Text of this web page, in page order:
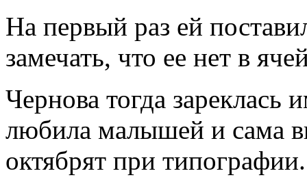
На первый раз ей
замечать, что ее нет в
Чернова тогда зареклась
любила малышей и сама
октябрят при типографии.